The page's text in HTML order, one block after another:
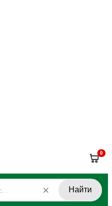
0
Найти